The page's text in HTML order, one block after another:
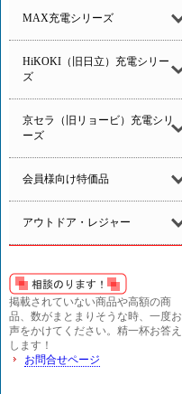
MAX充電シリーズ
HiKOKI（旧日立）充電シリー
ズ
京セラ（旧リョービ）充電シリ
ーズ
会員様向け特価品
アウトドア・レジャー
掲載されていない商品や高額の商
品、数がまとまりそうな時、一度お
声をかけてください。精一杯お答え
します！
お問合せページ